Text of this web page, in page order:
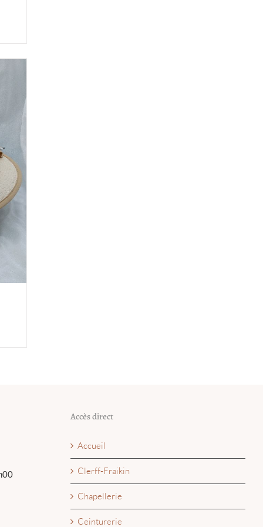
Accès direct
Accueil
Clerff-Fraikin
Chapellerie
Ceinturerie